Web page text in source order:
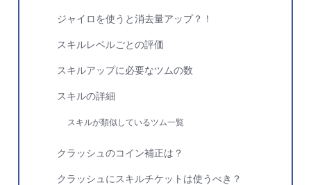
ジャイロを使うと消去量アップ？！
スキルレベルごとの評価
スキルアップに必要なツムの数
スキルの詳細
スキルが類似しているツム一覧
クラッシュのコイン補正は？
クラッシュにスキルチケットは使うべき？